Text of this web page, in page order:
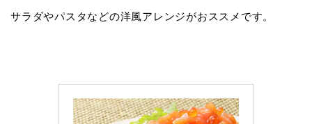
サラダやパスタなどの洋風アレンジがおススメです。